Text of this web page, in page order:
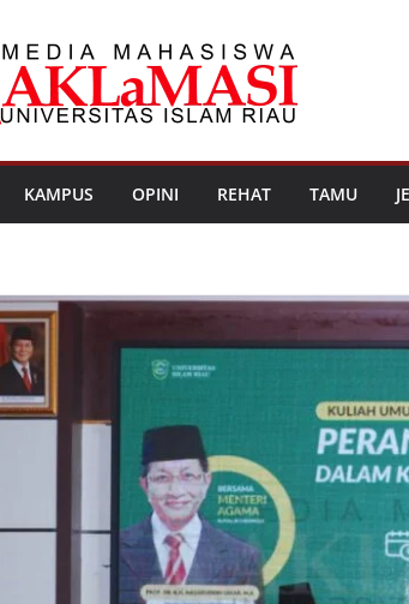
KAMPUS OPINI REHAT TAMU